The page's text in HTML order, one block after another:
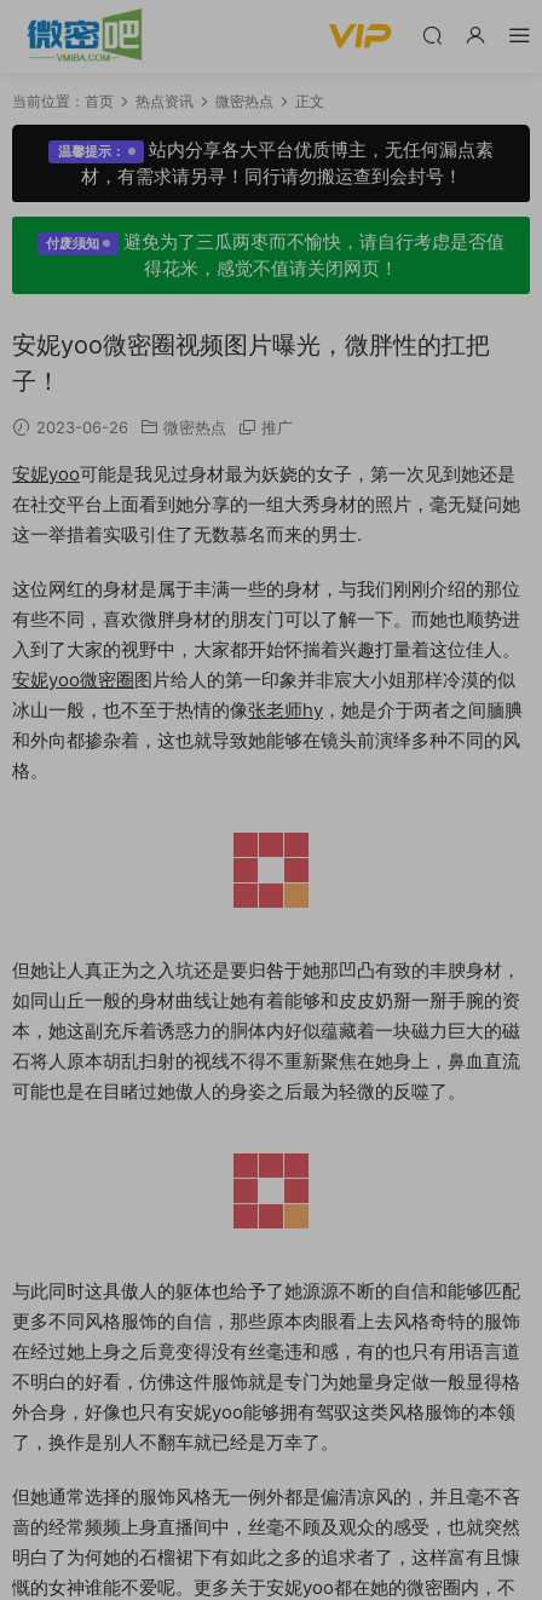
当前位置： 首页 热点资讯 微密热点 正文
温馨提示：
站内分享各大平台优质博主，无任何漏点素
材，有需求请另寻！同行请勿搬运查到会封号！
付废须知
避免为了三瓜两枣而不愉快，请自行考虑是否值
得花米，感觉不值请关闭网页！
安妮yoo微密圈视频图片曝光，微胖性的扛把
子！
2023-06-26 微密热点 推广
安妮yoo可能是我见过身材最为妖娆的女子，第一次见到她还是
在社交平台上面看到她分享的一组大秀身材的照片，毫无疑问她
这一举措着实吸引住了无数慕名而来的男士.
这位网红的身材是属于丰满一些的身材，与我们刚刚介绍的那位
有些不同，喜欢微胖身材的朋友门可以了解一下。而她也顺势进
入到了大家的视野中，大家都开始怀揣着兴趣打量着这位佳人。
安妮yoo微密圈图片给人的第一印象并非宸大小姐那样冷漠的似
冰山一般，也不至于热情的像张老师hy ，她是介于两者之间腼腆
和外向都掺杂着，这也就导致她能够在镜头前演绎多种不同的风
格。
但她让人真正为之入坑还是要归咎于她那凹凸有致的丰腴身材，
如同山丘一般的身材曲线让她有着能够和皮皮奶掰一掰手腕的资
本，她这副充斥着诱惑力的胴体内好似蕴藏着一块磁力巨大的磁
石将人原本胡乱扫射的视线不得不重新聚焦在她身上，鼻血直流
可能也是在目睹过她傲人的身姿之后最为轻微的反噬了。
与此同时这具傲人的躯体也给予了她源源不断的自信和能够匹配
更多不同风格服饰的自信，那些原本肉眼看上去风格奇特的服饰
在经过她上身之后竟变得没有丝毫违和感，有的也只有用语言道
不明白的好看，仿佛这件服饰就是专门为她量身定做一般显得格
外合身，好像也只有安妮yoo能够拥有驾驭这类风格服饰的本领
了，换作是别人不翻车就已经是万幸了。
但她通常选择的服饰风格无一例外都是偏清凉风的，并且毫不吝
啬的经常频频上身直播间中，丝毫不顾及观众的感受，也就突然
明白了为何她的石榴裙下有如此之多的追求者了，这样富有且慷
慨的女神谁能不爱呢。更多关于安妮yoo都在她的微密圈内，不